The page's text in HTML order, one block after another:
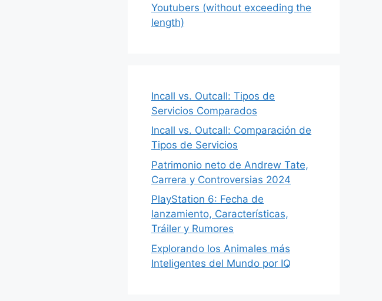
Youtubers (without exceeding the
length)
Incall vs. Outcall: Tipos de
Servicios Comparados
Incall vs. Outcall: Comparación de
Tipos de Servicios
Patrimonio neto de Andrew Tate,
Carrera y Controversias 2024
PlayStation 6: Fecha de
lanzamiento, Características,
Tráiler y Rumores
Explorando los Animales más
Inteligentes del Mundo por IQ